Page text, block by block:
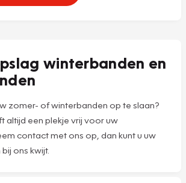
winterbanden en
zomer- of winterbanden op te slaan?
altijd een plekje vrij voor uw
contact met ons op, dan kunt u uw
ons kwijt.